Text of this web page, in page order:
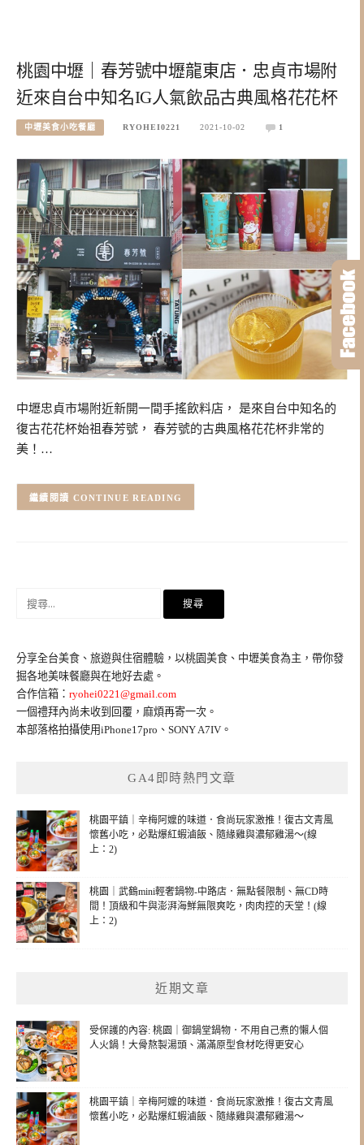
桃園中壢｜春芳號中壢龍東店．忠貞市場附
近來自台中知名IG人氣飲品古典風格花花杯
中壢美食小吃餐廳 RYOHEI0221 2021-10-02 1
中壢忠貞市場附近新開一間手搖飲料店， 是來自台中知名的
復古花花杯始祖春芳號， 春芳號的古典風格花花杯非常的
美！…
CONTINUE READING
字:
分享全台美食、旅遊與住宿體驗，以桃園美食、中壢美食為主，帶你發
掘各地美味餐廳與在地好去處。
合作信箱： ryohei0221@gmail.com
一個禮拜內尚未收到回覆，麻煩再寄一次。
本部落格拍攝使用iPhone17pro、SONY A7IV。
GA4即時熱門文章
桃園平鎮｜辛梅阿嬤的味道．食尚玩家激推！復古文青風
懷舊小吃，必點爆紅蝦滷飯、隨緣雞與濃郁雞湯～(線
上：2)
桃園｜武鶴mini輕奢鍋物-中路店．無點餐限制、無CD時
間！頂級和牛與澎湃海鮮無限爽吃，肉肉控的天堂！(線
上：2)
近期文章
受保護的內容: 桃園｜御鍋堂鍋物．不用自己煮的懶人個
人火鍋！大骨熬製湯頭、滿滿原型食材吃得更安心
桃園平鎮｜辛梅阿嬤的味道．食尚玩家激推！復古文青風
懷舊小吃，必點爆紅蝦滷飯、隨緣雞與濃郁雞湯～